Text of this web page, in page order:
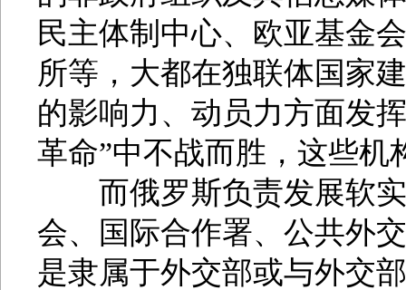
民主体制中心、欧亚基金
所等，大都在独联体国家
的影响力、动员力方面发
革命”中不战而胜，这些机
而俄罗斯负责发展软实
会、国际合作署、公共外
是隶属于外交部或与外交